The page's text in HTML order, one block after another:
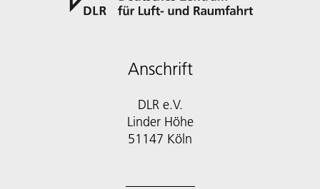
Anschrift
DLR e.V.
Linder Höhe
51147 Köln